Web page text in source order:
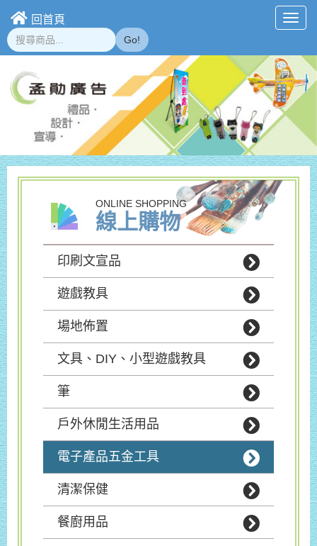
回首頁
Go!
ONLINE SHOPPING
線上購物
印刷文宣品
遊戲教具
場地佈置
文具、DIY、小型遊戲教具
筆
戶外休閒生活用品
電子產品五金工具
清潔保健
餐廚用品